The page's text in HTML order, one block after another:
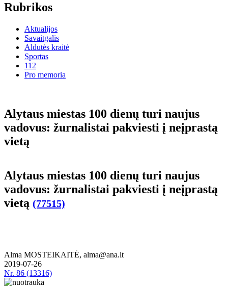
Rubrikos
Aktualijos
Savaitgalis
Aldutės kraitė
Sportas
112
Pro memoria
Alytaus miestas 100 dienų turi naujus
vadovus: žurnalistai pakviesti į neįprastą
vietą
Alytaus miestas 100 dienų turi naujus
vadovus: žurnalistai pakviesti į neįprastą
vietą (77515)
Alma MOSTEIKAITĖ, alma@ana.lt
2019-07-26
Nr. 86 (13316)